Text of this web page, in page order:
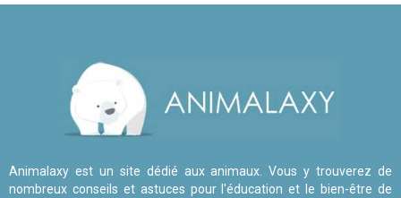
Animalaxy est un site dédié aux animaux. Vous y trouverez de
nombreux conseils et astuces pour l'éducation et le bien-être de